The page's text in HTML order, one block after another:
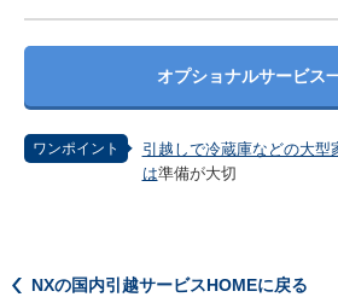
オプショナルサービス
ワンポイント
引越しで冷蔵庫などの大型
は準備が大切
NXの国内引越サービスHOMEに戻る